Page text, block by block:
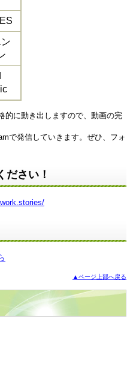
的に動き出しますので、動画の完
で発信していきます。ぜひ、フォ
さい！
▲ページ上部へ戻る